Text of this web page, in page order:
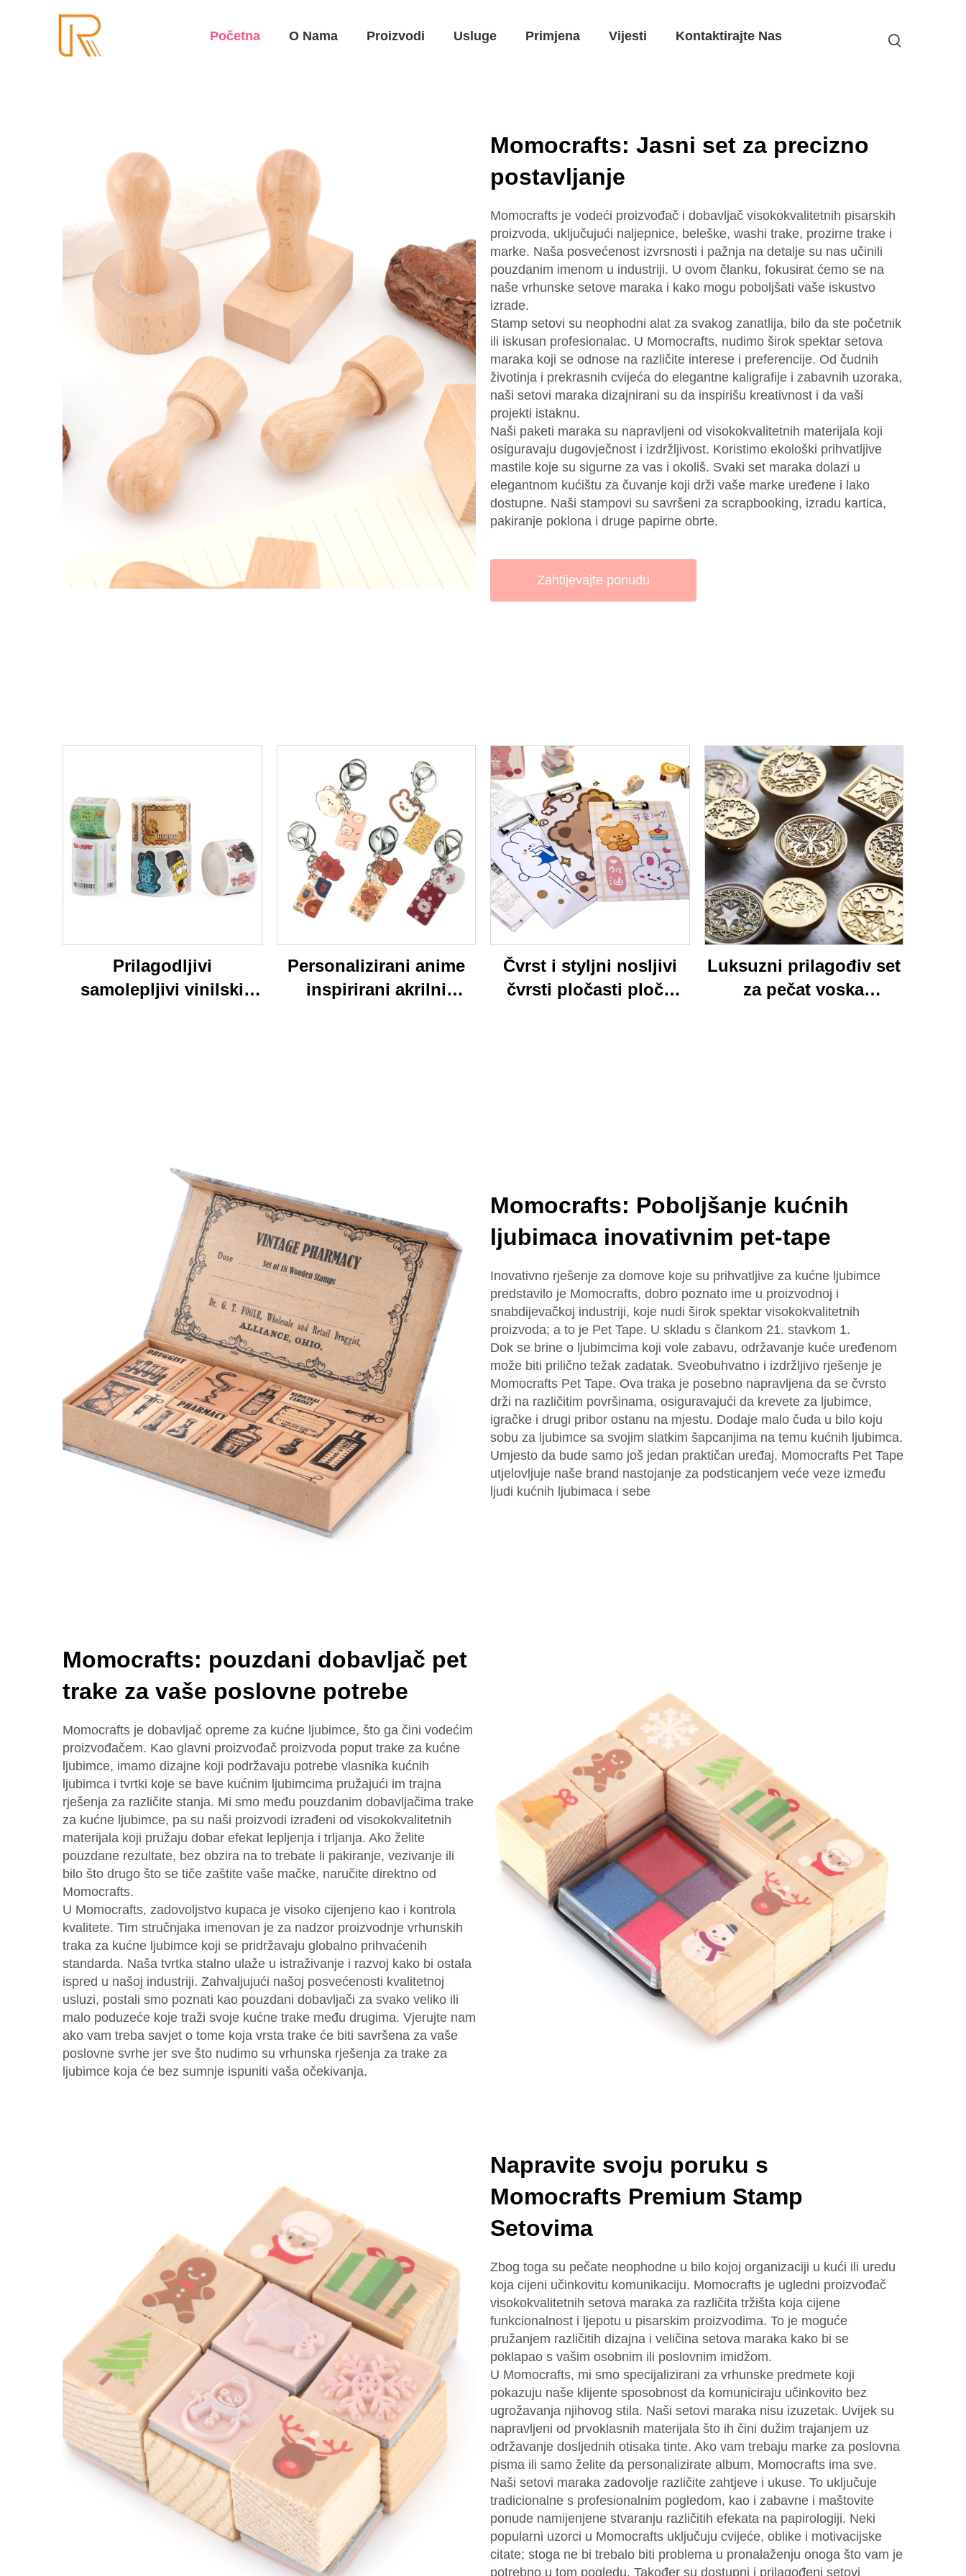
Početna O Nama Proizvodi Usluge Primjena Vijesti Kontaktirajte Nas
Momocrafts: Jasni set za precizno
postavljanje
Momocrafts je vodeći proizvođač i dobavljač visokokvalitetnih pisarskih
proizvoda, uključujući naljepnice, beleške, washi trake, prozirne trake i
marke. Naša posvećenost izvrsnosti i pažnja na detalje su nas učinili
pouzdanim imenom u industriji. U ovom članku, fokusirat ćemo se na
naše vrhunske setove maraka i kako mogu poboljšati vaše iskustvo
izrade.
Stamp setovi su neophodni alat za svakog zanatlija, bilo da ste početnik
ili iskusan profesionalac. U Momocrafts, nudimo širok spektar setova
maraka koji se odnose na različite interese i preferencije. Od čudnih
životinja i prekrasnih cvijeća do elegantne kaligrafije i zabavnih uzoraka,
naši setovi maraka dizajnirani su da inspirišu kreativnost i da vaši
projekti istaknu.
Naši paketi maraka su napravljeni od visokokvalitetnih materijala koji
osiguravaju dugovječnost i izdržljivost. Koristimo ekološki prihvatljive
mastile koje su sigurne za vas i okoliš. Svaki set maraka dolazi u
elegantnom kućištu za čuvanje koji drži vaše marke uređene i lako
dostupne. Naši stampovi su savršeni za scrapbooking, izradu kartica,
pakiranje poklona i druge papirne obrte.
Zahtijevajte ponudu
Prilagodljivi
samolepljivi vinilski
Personalizirani anime
inspirirani akrilni
Čvrst i styljni nosljivi
čvrsti pločasti ploča
Luksuzni prilagođiv set
za pečat voska
Momocrafts: Poboljšanje kućnih
ljubimaca inovativnim pet-tape
Inovativno rješenje za domove koje su prihvatljive za kućne ljubimce
predstavilo je Momocrafts, dobro poznato ime u proizvodnoj i
snabdijevačkoj industriji, koje nudi širok spektar visokokvalitetnih
proizvoda; a to je Pet Tape. U skladu s člankom 21. stavkom 1.
Dok se brine o ljubimcima koji vole zabavu, održavanje kuće uređenom
može biti prilično težak zadatak. Sveobuhvatno i izdržljivo rješenje je
Momocrafts Pet Tape. Ova traka je posebno napravljena da se čvrsto
drži na različitim površinama, osiguravajući da krevete za ljubimce,
igračke i drugi pribor ostanu na mjestu. Dodaje malo čuda u bilo koju
sobu za ljubimce sa svojim slatkim šapcanjima na temu kućnih ljubimca.
Umjesto da bude samo još jedan praktičan uređaj, Momocrafts Pet Tape
utjelovljuje naše brand nastojanje za podsticanjem veće veze između
ljudi kućnih ljubimaca i sebe
Momocrafts: pouzdani dobavljač pet
trake za vaše poslovne potrebe
Momocrafts je dobavljač opreme za kućne ljubimce, što ga čini vodećim
proizvođačem. Kao glavni proizvođač proizvoda poput trake za kućne
ljubimce, imamo dizajne koji podržavaju potrebe vlasnika kućnih
ljubimca i tvrtki koje se bave kućnim ljubimcima pružajući im trajna
rješenja za različite stanja. Mi smo među pouzdanim dobavljačima trake
za kućne ljubimce, pa su naši proizvodi izrađeni od visokokvalitetnih
materijala koji pružaju dobar efekat lepljenja i trljanja. Ako želite
pouzdane rezultate, bez obzira na to trebate li pakiranje, vezivanje ili
bilo što drugo što se tiče zaštite vaše mačke, naručite direktno od
Momocrafts.
U Momocrafts, zadovoljstvo kupaca je visoko cijenjeno kao i kontrola
kvalitete. Tim stručnjaka imenovan je za nadzor proizvodnje vrhunskih
traka za kućne ljubimce koji se pridržavaju globalno prihvaćenih
standarda. Naša tvrtka stalno ulaže u istraživanje i razvoj kako bi ostala
ispred u našoj industriji. Zahvaljujući našoj posvećenosti kvalitetnoj
usluzi, postali smo poznati kao pouzdani dobavljači za svako veliko ili
malo poduzeće koje traži svoje kućne trake među drugima. Vjerujte nam
ako vam treba savjet o tome koja vrsta trake će biti savršena za vaše
poslovne svrhe jer sve što nudimo su vrhunska rješenja za trake za
ljubimce koja će bez sumnje ispuniti vaša očekivanja.
Napravite svoju poruku s
Momocrafts Premium Stamp
Setovima
Zbog toga su pečate neophodne u bilo kojoj organizaciji u kući ili uredu
koja cijeni učinkovitu komunikaciju. Momocrafts je ugledni proizvođač
visokokvalitetnih setova maraka za različita tržišta koja cijene
funkcionalnost i ljepotu u pisarskim proizvodima. To je moguće
pružanjem različitih dizajna i veličina setova maraka kako bi se
poklapao s vašim osobnim ili poslovnim imidžom.
U Momocrafts, mi smo specijalizirani za vrhunske predmete koji
pokazuju naše klijente sposobnost da komuniciraju učinkovito bez
ugrožavanja njihovog stila. Naši setovi maraka nisu izuzetak. Uvijek su
napravljeni od prvoklasnih materijala što ih čini dužim trajanjem uz
održavanje dosljednih otisaka tinte. Ako vam trebaju marke za poslovna
pisma ili samo želite da personalizirate album, Momocrafts ima sve.
Naši setovi maraka zadovolje različite zahtjeve i ukuse. To uključuje
tradicionalne s profesionalnim pogledom, kao i zabavne i maštovite
ponude namijenjene stvaranju različitih efekata na papirologiji. Neki
popularni uzorci u Momocrafts uključuju cvijeće, oblike i motivacijske
citate; stoga ne bi trebalo biti problema u pronalaženju onoga što vam je
potrebno u tom pogledu. Također su dostupni i prilagođeni setovi